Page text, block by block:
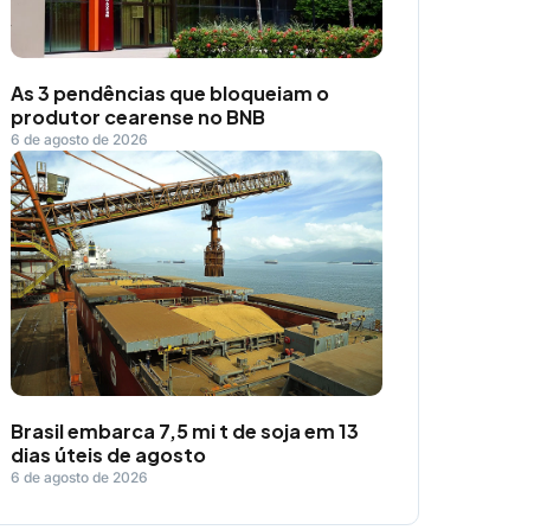
As 3 pendências que bloqueiam o
produtor cearense no BNB
6 de agosto de 2026
Brasil embarca 7,5 mi t de soja em 13
dias úteis de agosto
6 de agosto de 2026